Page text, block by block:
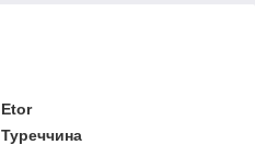
Etor
Туреччина